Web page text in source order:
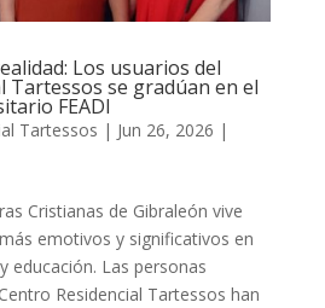
Los usuarios del
Tartessos se gradúan en el
FEADI
Tartessos | Jun 26, 2026 |
Cristianas de Gibraleón vive
emotivos y significativos en
educación. Las personas
Residencial Tartessos han